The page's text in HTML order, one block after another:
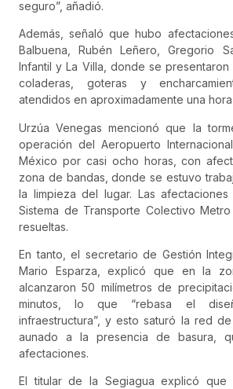
seguro”, añadió.
Además, señaló que hubo
Balbuena, Rubén Leñero, Gregorio
Infantil y La Villa, donde se
coladeras, goteras y
atendidos en aproximadamente una
Urzúa Venegas mencionó que la
operación del Aeropuerto
México por casi ocho horas, con
zona de bandas, donde se estuvo
la limpieza del lugar. Las
Sistema de Transporte Colectivo
resueltas.
En tanto, el secretario de Gestión
Mario Esparza, explicó que en la
alcanzaron 50 milímetros de
minutos, lo que “rebasa el
infraestructura”, y esto saturó la red
aunado a la presencia de basura,
afectaciones.
El titular de la Segiagua explicó